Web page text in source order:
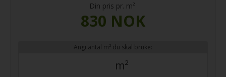
Din pris pr. m²
830 NOK
Angi antal m² du skal bruke:
m²